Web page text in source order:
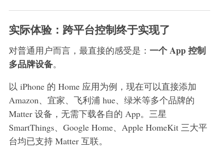
实际体验：跨平台控制终于实现了
对普通用户而言，最直接的感受是： 一个 App 控制
多品牌设备。
以 iPhone 的 Home 应用为例，现在可以直接添加
Amazon、宜家、飞利浦 hue、绿米等多个品牌的
Matter 设备，无需下载各自的 App。三星
SmartThings、Google Home、Apple HomeKit 三大平
台均已支持 Matter 互联。